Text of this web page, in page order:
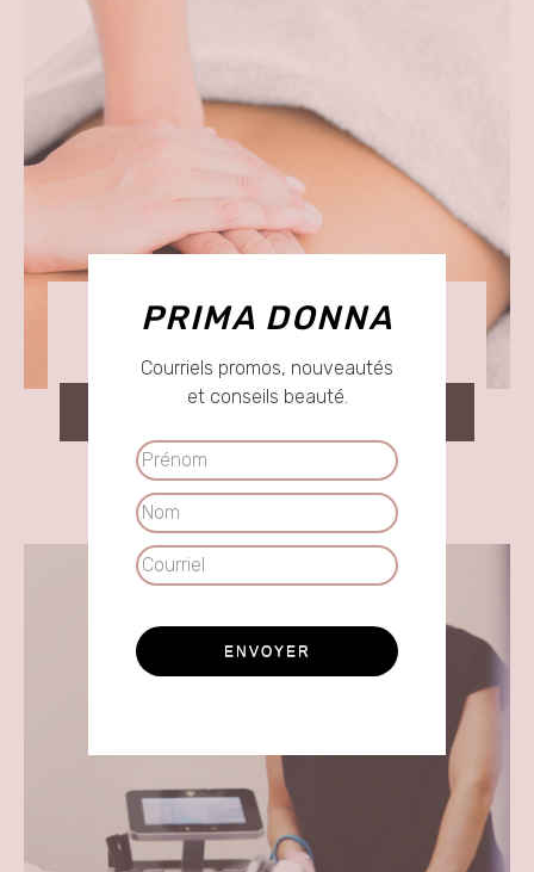
SOIN DU DOS
PRIMA DONNA
Courriels promos, nouveautés
et conseils beauté.
Prénom
Nom
Courriel